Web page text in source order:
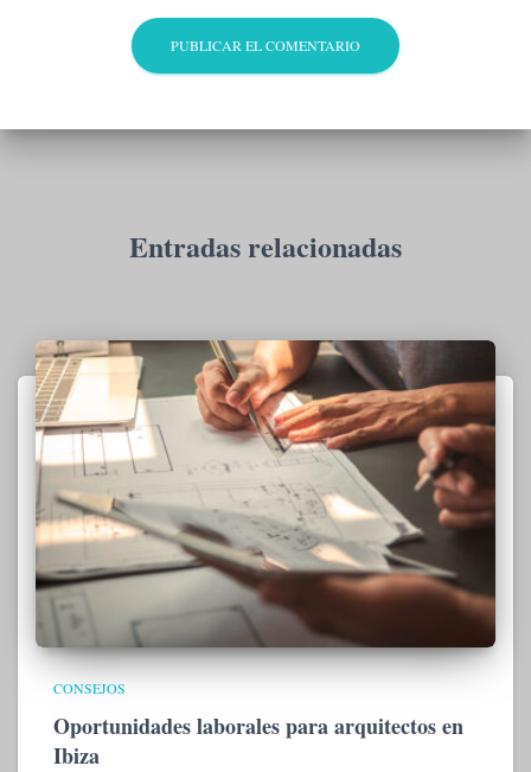
Entradas relacionadas
CONSEJOS
Oportunidades laborales para arquitectos en
Ibiza